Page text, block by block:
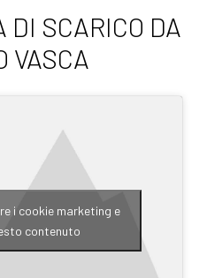
DI SCARICO DA
VASCA
i cookie marketing e
contenuto